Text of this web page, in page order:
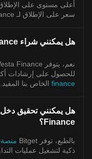
سعر على الإطلاق لـ Vesta Finance منذ الإصدار.
هل يمكنني شراء Vesta Finance على منصة Bitget؟
للحصول على إرشادات
finance الخاص بنا المفيد.
Finance؟
بالطبع، توفر Bitget منصة
ذكية لتشغيل عمليات